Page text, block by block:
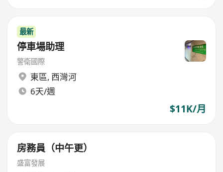
最新
停車場助理
警衛國際
東區, 西灣河
6天/週
$11K/月
房務員（中午更）
盛富發展